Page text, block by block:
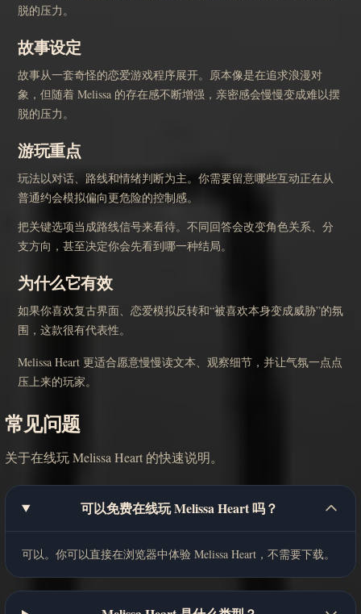
脱的压力。
故事设定
故事从一套奇怪的恋爱游戏程序展开。原本像是在追求浪漫对
象，但随着 Melissa 的存在感不断增强，亲密感会慢慢变成难以摆
脱的压力。
游玩重点
玩法以对话、路线和情绪判断为主。你需要留意哪些互动正在从
普通约会模拟偏向更危险的控制感。
把关键选项当成路线信号来看待。不同回答会改变角色关系、分
支方向，甚至决定你会先看到哪一种结局。
为什么它有效
如果你喜欢复古界面、恋爱模拟反转和“被喜欢本身变成威胁”的氛
围，这款很有代表性。
Melissa Heart 更适合愿意慢慢读文本、观察细节，并让气氛一点点
压上来的玩家。
常见问题
关于在线玩 Melissa Heart 的快速说明。
可以免费在线玩 Melissa Heart 吗？
可以。你可以直接在浏览器中体验 Melissa Heart，不需要下载。